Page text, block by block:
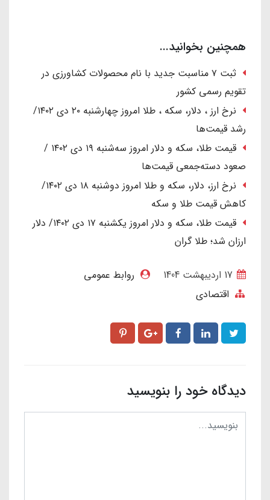
همچنین بخوانید...
ثبت ۷ مناسبت جدید با نام محصولات کشاورزی در
تقویم رسمی کشور
نرخ ارز ، دلار، سکه ، طلا امروز چهارشنبه ۲۰ دی ۱۴۰۲/
رشد قیمت‌ها
قیمت طلا، سکه و دلار امروز سه‌شنبه ۱۹ دی ۱۴۰۲ /
صعود دسته‌جمعی قیمت‌ها
نرخ ارز، دلار، سکه و طلا امروز دوشنبه ۱۸ دی ۱۴۰۲/
کاهش قیمت طلا و سکه
قیمت طلا، سکه و دلار امروز یکشنبه ۱۷ دی ۱۴۰۲/ دلار
ارزان شد؛ طلا گران
روابط عمومی
اقتصادی
دیدگاه خود را بنویسید